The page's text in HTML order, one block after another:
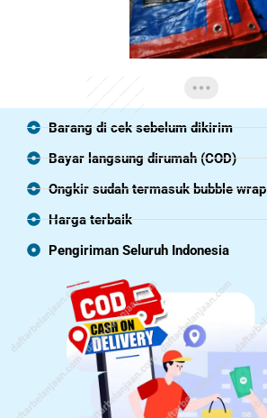
Barang di cek sebelum dikirim
Bayar langsung dirumah (COD)
Ongkir sudah termasuk bubble wrap
Harga terbaik
Pengiriman Seluruh Indonesia